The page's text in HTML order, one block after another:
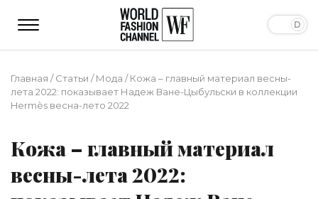
Главная /Статьи /Мода /Кожа – главный материал весны-
лета 2022: показывает Надеж Ване-Цыбульски в коллекции
Hermès весна-лето 2022
Кожа – главный материал
весны-лета 2022: